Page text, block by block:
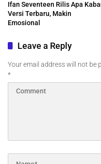
Ifan Seventeen Rilis Apa
Versi Terbaru, Makin
Emosional
Leave a Reply
Your email address will not be
*